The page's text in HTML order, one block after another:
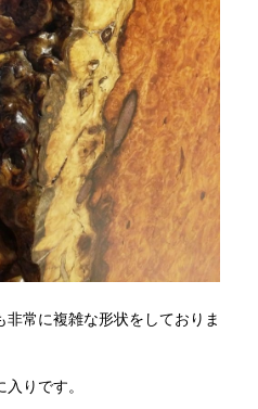
常に複雑な形状をしておりま
りです。